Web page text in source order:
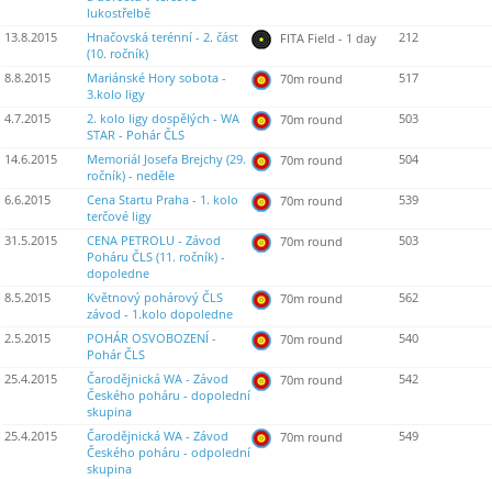
lukostřelbě
13.8.2015
Hnačovská terénní - 2. část
(10. ročník)
FITA Field - 1 day 212
8.8.2015
Mariánské Hory sobota -
3.kolo ligy
70m round 517
4.7.2015
2. kolo ligy dospělých - WA
STAR - Pohár ČLS
70m round 503
14.6.2015
Memoriál Josefa Brejchy (29.
ročník) - neděle
70m round 504
6.6.2015
Cena Startu Praha - 1. kolo
terčové ligy
70m round 539
31.5.2015
CENA PETROLU - Závod
Poháru ČLS (11. ročník) -
dopoledne
70m round 503
8.5.2015
Květnový pohárový ČLS
závod - 1.kolo dopoledne
70m round 562
2.5.2015
POHÁR OSVOBOZENÍ -
Pohár ČLS
70m round 540
25.4.2015
Čarodějnická WA - Závod
Českého poháru - dopolední
skupina
70m round 542
25.4.2015
Čarodějnická WA - Závod
Českého poháru - odpolední
skupina
70m round 549